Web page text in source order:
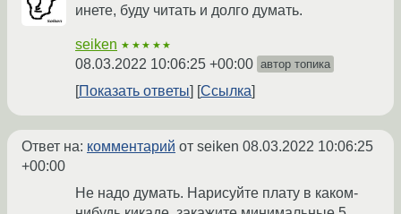
инете, буду читать и долго думать.
seiken ★★★★★
08.03.2022 10:06:25 +00:00 автор топика
Показать ответы Ссылка
Ответ на: комментарий от seiken 08.03.2022 10:06:25
+00:00
Не надо думать. Нарисуйте плату в каком-